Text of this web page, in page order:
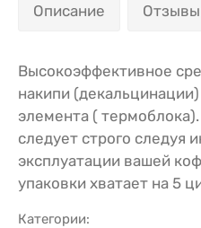
Описание
Высокоэффективное
накипи (декальцинации)
элемента (
следует строго следуя
эксплуатации вашей
упаковки хватает на 5
Категории: